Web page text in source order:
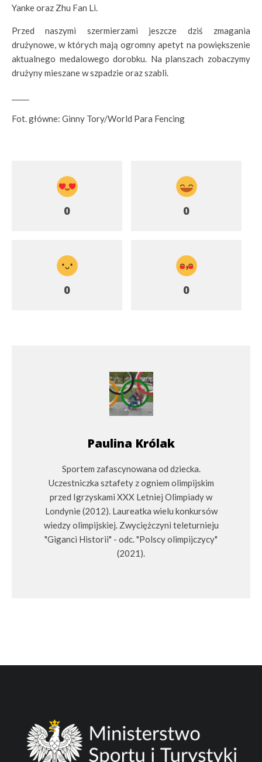
Yanke oraz Zhu Fan Li.
Przed naszymi szermierzami jeszcze dziś zmagania
drużynowe, w których mają ogromny apetyt na powiększenie
aktualnego medalowego dorobku. Na planszach zobaczymy
drużyny mieszane w szpadzie oraz szabli.
Fot. główne: Ginny Tory/World Para Fencing
0 0
0 0
Paulina Królak
Sportem zafascynowana od dziecka.
Uczestniczka sztafety z ogniem olimpijskim
przed Igrzyskami XXX Letniej Olimpiady w
Londynie (2012). Laureatka wielu konkursów
wiedzy olimpijskiej. Zwyciężczyni teleturnieju
"Giganci Historii" - odc. "Polscy olimpijczycy"
(2021).